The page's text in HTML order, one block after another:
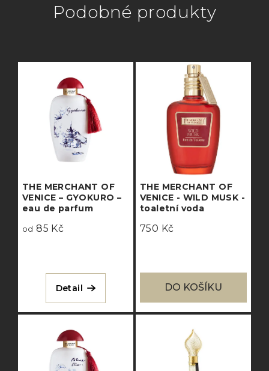
Podobné produkty
THE MERCHANT OF
VENICE – GYOKURO –
eau de parfum
od 85 Kč
Detail
THE MERCHANT OF
VENICE - WILD MUSK -
toaletní voda
750 Kč
DO KOŠÍKU